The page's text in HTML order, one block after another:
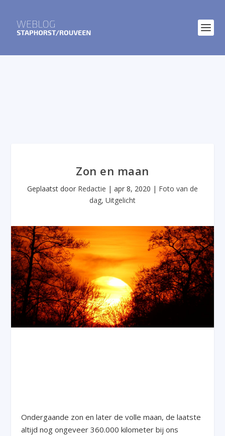
Zon en maan
Geplaatst door Redactie | apr 8, 2020 | Foto van de
dag, Uitgelicht
Ondergaande zon en later de volle maan, de laatste
altijd nog ongeveer 360.000 kilometer bij ons